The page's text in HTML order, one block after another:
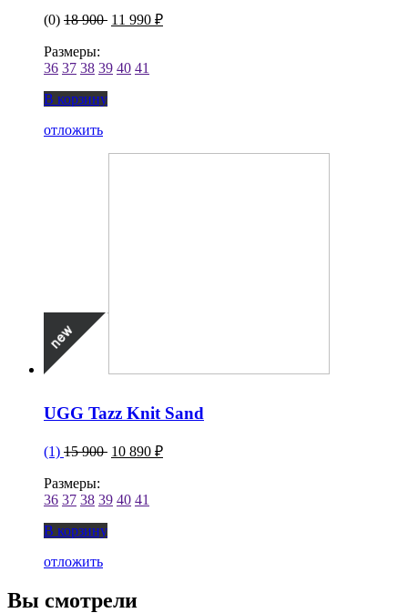
(0) 18 900 11 990 ₽
Размеры:
36 37 38 39 40 41
В корзину
отложить
UGG Tazz Knit Sand
(1) 15 900 10 890 ₽
Размеры:
36 37 38 39 40 41
В корзину
отложить
Вы смотрели